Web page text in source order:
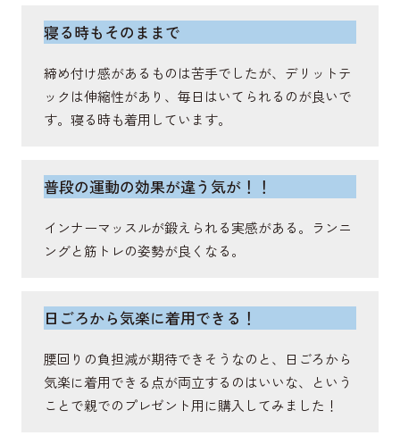
広背筋
脊柱を伸展・側屈し、体幹の安定をさせ、回旋を補
助する筋肉。
脊柱起立筋
幹の安定に関与する筋肉。
寝る時もそのままで
締め付け感があるものは苦手でしたが、デリットテ
ックは伸縮性があり、毎日はいてられるのが良いで
す。寝る時も着用しています。
普段の運動の効果が違う気が！！
インナーマッスルが鍛えられる実感がある。ランニ
ングと筋トレの姿勢が良くなる。
日ごろから気楽に着用できる！
腰回りの負担減が期待できそうなのと、日ごろから
気楽に着用できる点が両立するのはいいな、という
ことで親でのプレゼント用に購入してみました！